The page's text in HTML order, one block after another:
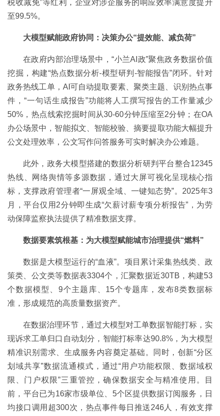
税收减免”等红利，企业对涉企服务的响应效率满意度提升
至99.5%。
大模型赋能政府协同：决策办公“提效能、减负荷”
在政府内部治理场景中，“小兰AI政”聚焦政务数据价值
挖掘，构建“热点数据分析-模型研判-智能报告”闭环。针对
政务热线工单，AI可自动提取要素、聚类主题、识别热点事
件，“一句话生成报告”功能将人工撰写报告的工作量减少
50%，热点线索挖掘时间从30-60分钟压缩至2分钟；在OA
办公场景中，智能拟文、智能校验、摘要提取功能大幅提升
公文处理效率，公文写作问答服务可实时解决办公难题。
此外，政务大模型搭建的数据分析研判平台整合12345
热线、网络舆情等多源数据，通过大屏可视化呈现核心指
标，支撑政府管理者“一屏观全域、一键知态势”。2025年3
月，平台仅用2分钟即生成“欠薪讨薪专项分析报告”，为劳
动保障监察执法提供了精准数据支撑。
数据要素筑根基：为大模型赋能城市治理提供“燃料”
数据是大模型运行的“血液”。项目累计采集热线类、政
策类、公文类等数据表3304个，汇聚数据近30TB，构建53
个数据模型、9个主题库、15个专题库，发布8类数据标
准，形成规范的高质量数据资产。
在数据治理环节，通过大模型对工单数据智能打标，实
现诉求工单归口自动划分，智能打标率达90.8%，为大模型
精准识别需求、生成服务内容奠定基础。同时，创新“分区
划域共享”数据流通模式，通过“用户功能权限、数据域权
限、门户权限”三重管控，确保数据安全与精准使用。目
前，平台已为16家市级单位、5个区提供数据订阅服务，日
均接口调用超300次，热点事件每日推送246人，有效支撑